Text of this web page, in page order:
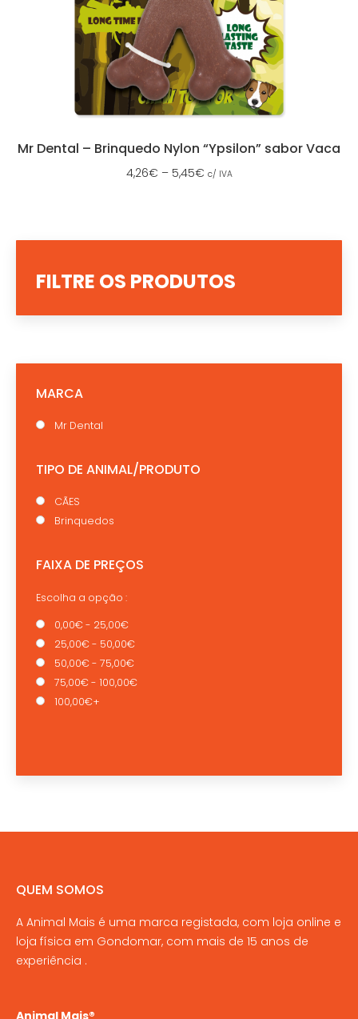
Mr Dental – Brinquedo Nylon “Ypsilon” sabor Vaca
4,26€ – 5,45€ c/ IVA
FILTRE OS PRODUTOS
MARCA
Mr Dental
TIPO DE ANIMAL/PRODUTO
CÃES
Brinquedos
FAIXA DE PREÇOS
Escolha a opção :
0,00€ - 25,00€
25,00€ - 50,00€
50,00€ - 75,00€
75,00€ - 100,00€
100,00€+
QUEM SOMOS
A Animal Mais é uma marca registada, com loja online e
loja física em Gondomar, com mais de 15 anos de
experiência .
Animal Mais®